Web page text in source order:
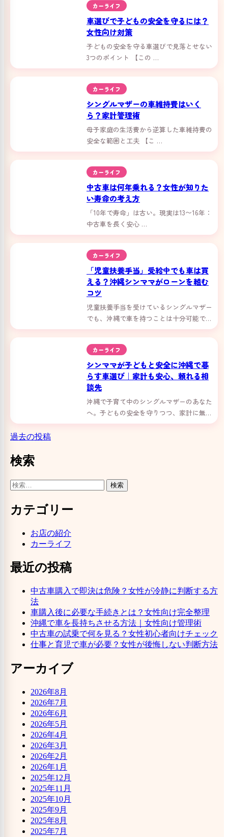
カーライフ
車選びで子どもの安全を守るには？
女性向け対策
子どもの安全を守る車選びで見落とせない
3つのポイント 【この …
カーライフ
シングルマザーの車維持費はいく
ら？家計管理術
母子家庭の生活費から逆算した車維持費の
安全な範囲と工夫 【こ …
カーライフ
中古車は何年乗れる？女性が知りた
い寿命の考え方
「10年で寿命」は古い。現実は13〜16年：
中古車を長く安心 …
カーライフ
「児童扶養手当」受給中でも車は買
える？沖縄シンママがローンを組む
コツ
児童扶養手当を受けているシングルマザー
でも、沖縄で車を持つことは十分可能で
す。ローン審査の不安、維持費、子育ての
寄り添い、具体的な解決策とカーマッチ那
覇の自社ローン活用術を解説。あなたの車
の夢、諦める必要はありません。
カーライフ
シンママが子どもと安全に沖縄で暮
らす車選び｜家計も安心、頼れる相
談先
沖縄で子育て中のシングルマザーのあなた
へ。子どもの安全を守りつつ、家計に無理
なく車を持つ方法をご紹介。ローンや維持
投
稿
ビ
ゲ
ン
過去の投稿
検索
検
カテゴリー
お店の紹介
カーライフ
最近の投稿
中古車購入で即決は危険？女性が冷静に判断する方
法
車購入後に必要な手続きとは？女性向け完全整理
沖縄で車を長持ちさせる方法｜女性向け管理術
中古車の試乗で何を見る？女性初心者向けチェック
仕事と育児で車が必要？女性が後悔しない判断方法
アーカイブ
2026年8月
2026年7月
2026年6月
2026年5月
2026年4月
2026年3月
2026年2月
2026年1月
2025年12月
2025年11月
2025年10月
2025年9月
2025年8月
2025年7月